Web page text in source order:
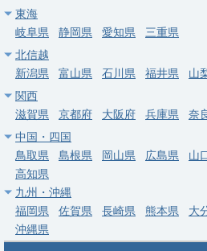
常勤
【土浦市】外来・病棟管理が中心／
ら通勤可能
求人病院名
医療法人社団
給与 年収 1,680万
常勤
【水戸市】外来のご勤務／勤務時間・
求人病院名
非公開
東海
岐阜県
静岡県 愛知県
三重県
北信越
新潟県
富山県 石川県 福井県 山
関西
滋賀県
京都府 大阪府 兵庫県 奈
中国・四国
鳥取県
島根県 岡山県 広島県 山
高知県
九州・沖縄
福岡県
佐賀県 長崎県 熊本県 大
沖縄県